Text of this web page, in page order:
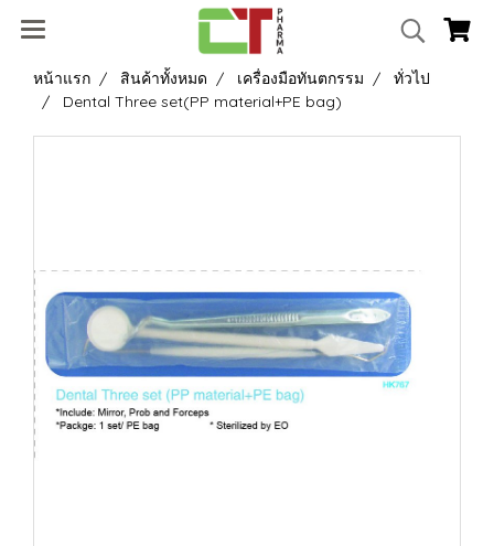
หน้าแรก สินค้าทั้งหมด เครื่องมือทันตกรรม
ทั่วไป
Dental Three set(PP material+PE bag)